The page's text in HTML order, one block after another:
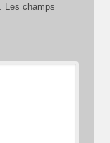
Les champs